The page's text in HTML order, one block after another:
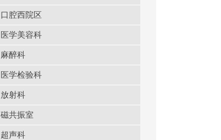
口腔西院区
医学美容科
麻醉科
医学检验科
放射科
磁共振室
超声科